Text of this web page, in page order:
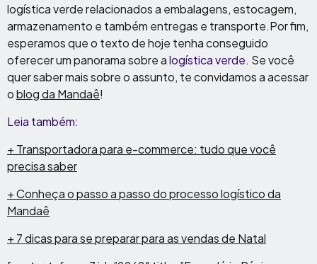
logística verde relacionados a embalagens, estocagem,
armazenamento e também entregas e transporte.Por fim,
esperamos que o texto de hoje tenha conseguido
oferecer um panorama sobre alogística verde. Se você
quer saber mais sobre o assunto, te convidamos a acessar
oblog da Mandaê!
Leia também:
+ Transportadora para e-commerce: tudo que você
precisa saber
+ Conheça o passo a passo do processo logístico da
Mandaê
+ 7 dicas para se preparar para as vendas de Natal